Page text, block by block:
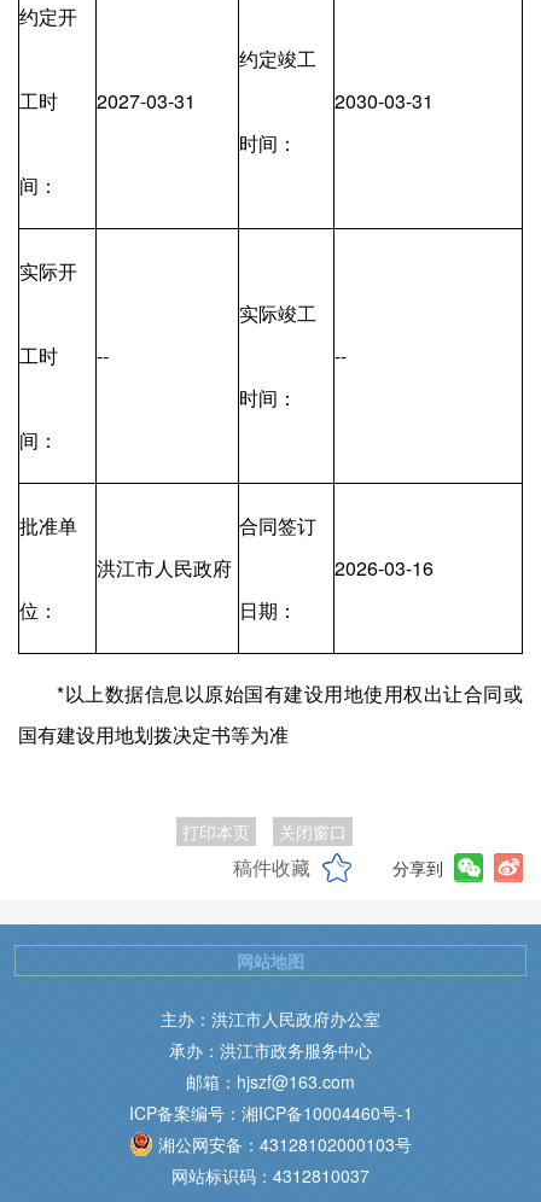
约定开
工时
间：
2027-03-31
约定竣工
时间：
2030-03-31
实际开
工时
间：
--
实际竣工
时间：
--
批准单
位：
洪江市人民政府
合同签订
日期：
2026-03-16
*以上数据信息以原始国有建设用地使用权出让合同或
国有建设用地划拨决定书等为准
打印本页 关闭窗口
稿件收藏 分享到
主办：洪江市人民政府办公室
承办：洪江市政务服务中心
邮箱：hjszf@163.com
ICP备案编号：湘ICP备10004460号-1
湘公网安备：43128102000103号
网站标识码：4312810037
网站地图